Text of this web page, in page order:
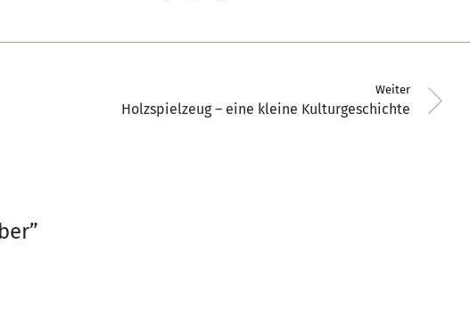
Weiter
Holzspielzeug – eine kleine Kulturgeschichte
”